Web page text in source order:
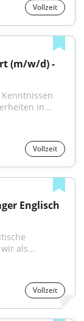
Vollzeit
(m/w/d) -
in...
Vollzeit
Englisch
als...
Vollzeit